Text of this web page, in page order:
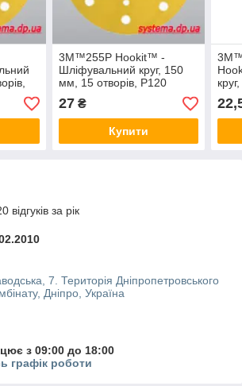
3М™255P Hookit™ -
Шліфувальний круг, 150
мм, 15 отворів, P120
27₴
Купити
3М™
за рік
7. Територія Дніпропетровського
Дніпро, Україна
з 09:00 до 18:00
графік роботи